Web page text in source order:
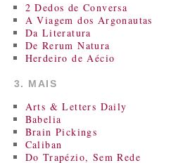
2 Dedos de Conversa
A Viagem dos Argonautas
Da Literatura
De Rerum Natura
Herdeiro de Aécio
3. MAIS
Arts & Letters Daily
Babelia
Brain Pickings
Caliban
Do Trapézio, Sem Rede